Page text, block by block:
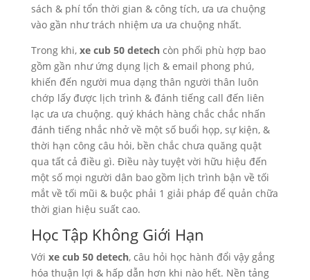
sách & phí tổn thời gian & công tích, ưa ưa chuộng
vào gần như trách nhiệm ưa ưa chuộng nhất.
Trong khi, xe cub 50 detechcòn phối phù hợp bao
gồm gần như ứng dụng lịch & email phong phú,
khiến đến người mua dạng thân người thân luôn
chớp lấy được lịch trình & đánh tiếng call đến liên
lạc ưa ưa chuộng. quý khách hàng chắc chắc nhấn
đánh tiếng nhắc nhở về một số buổi họp, sự kiện, &
thời hạn công câu hỏi, bền chắc chưa quăng quật
qua tất cả điều gì. Điều này tuyệt vời hữu hiệu đến
một số mọi người dân bao gồm lịch trình bận về tối
mắt về tối mũi & buộc phải 1 giải pháp để quản chữa
thời gian hiệu suất cao.
Học Tập Không Giới Hạn
Với xe cub 50 detech, câu hỏi học hành đổi vậy gắng
hóa thuận lợi & hấp dẫn hơn khi nào hết. Nền tảng